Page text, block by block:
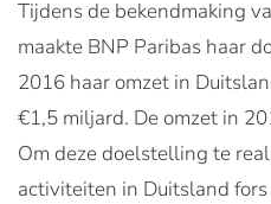
Tijdens de bekendmaking
maakte BNP Paribas haar
2016 haar omzet in
€1,5 miljard. De omzet in
Om deze doelstelling te
activiteiten in Duitsland